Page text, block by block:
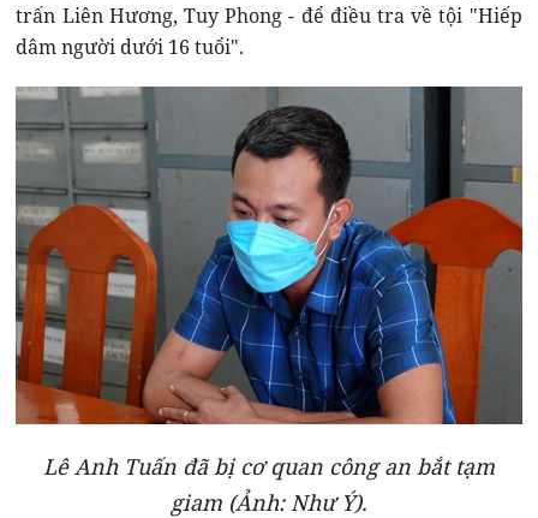
trấn Liên Hương, Tuy Phong - để điều tra về tội "Hiếp
dâm người dưới 16 tuổi".
Lê Anh Tuấn đã bị cơ quan công an bắt tạm
giam (Ảnh: Như Ý).